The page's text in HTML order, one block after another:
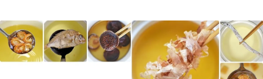
おだしを探す
ギフト